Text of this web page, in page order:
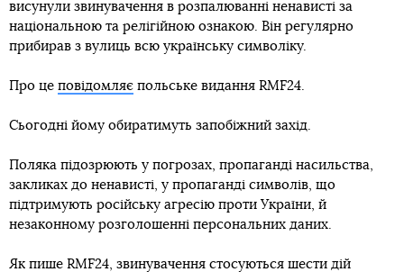
висунули звинувачення в розпалюванні ненависті за
національною та релігійною ознакою. Він регулярно
прибирав з вулиць всю українську символіку.
Про це повідомляє польське видання RMF24.
Сьогодні йому обиратимуть запобіжний захід.
Поляка підозрюють у погрозах, пропаганді насильства,
закликах до ненависті, у пропаганді символів, що
підтримують російську агресію проти України, й
незаконному розголошенні персональних даних.
Як пише RMF24, звинувачення стосуються шести дій